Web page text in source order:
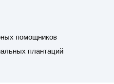
помощников
плантаций